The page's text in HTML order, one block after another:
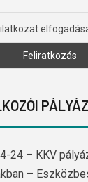
24 – KKV
–